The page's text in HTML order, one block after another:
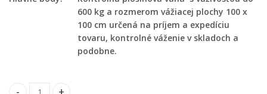
600 kg a rozmerom vážiacej plochy 100 x
100 cm určená na príjem a expedíciu
tovaru, kontrolné váženie v skladoch a
podobne.